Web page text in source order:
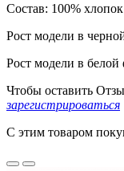
Состав: 100% хлопок
Рост модели в
Рост модели в белой
Чтобы оставить
зарегистрироваться
C этим товаром